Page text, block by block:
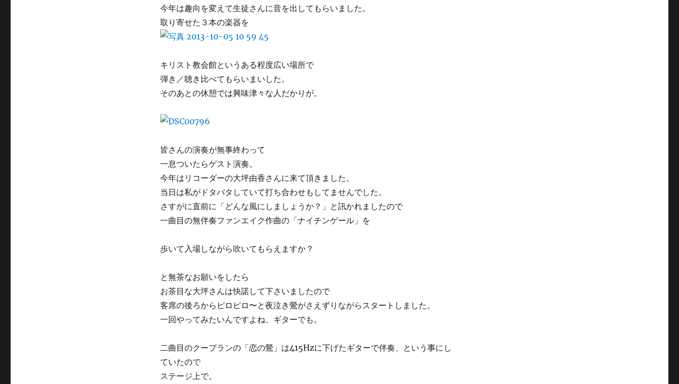
今年は趣向を変えて生徒さんに音を出してもらいました。
取り寄せた３本の楽器を
キリスト教会館というある程度広い場所で
弾き／聴き比べてもらいまいした。
そのあとの休憩では興味津々な人だかりが。
皆さんの演奏が無事終わって
一息ついたらゲスト演奏。
今年はリコーダーの大坪由香さんに来て頂きました。
当日は私がドタバタしていて打ち合わせもしてませんでした。
さすがに直前に「どんな風にしましょうか？」と訊かれましたので
一曲目の無伴奏ファンエイク作曲の「ナイチンゲール」を
歩いて入場しながら吹いてもらえますか？
と無茶なお願いをしたら
お茶目な大坪さんは快諾して下さいましたので
客席の後ろからピロピロ〜と夜泣き鶯がさえずりながらスタートしました。
一回やってみたいんですよね、ギターでも。
二曲目のクープランの「恋の鶯」は415Hzに下げたギターで伴奏、という事にし
ていたので
ステージ上で。